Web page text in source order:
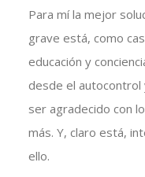
Para mí la mejor
grave está, como
educación y
desde el autocontrol
ser agradecido con
más. Y, claro está,
ello.